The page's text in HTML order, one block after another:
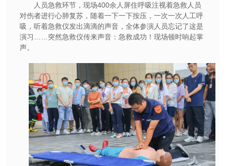
人员急救环节，现场400余人屏住呼吸注视着急救人员
对伤者进行心肺复苏，随着一下一下按压，一次一次人工呼
吸，听着急救仪发出滴滴的声音，全体参演人员忘记了这是
演习……突然急救仪传来声音：急救成功！现场顿时响起掌
声。